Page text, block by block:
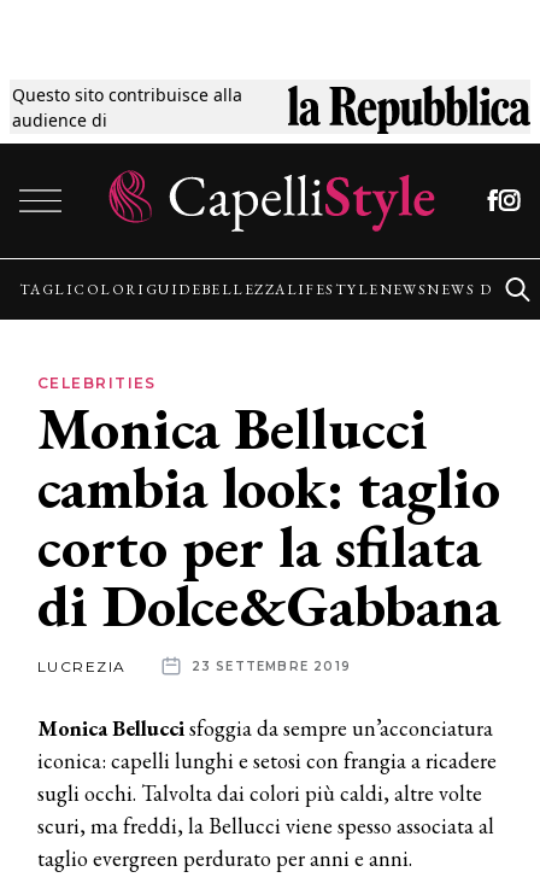
Questo sito contribuisce alla
audience di
Tagli
Colori
Guide
Lifestyle
News
News
TAGLICOLORI GUIDEBELLEZZALIFESTYLENEWSNEWS
CELEBRITIES
Monica Bellucci
cambia look: taglio
corto per la sfilata
di Dolce&Gabbana
LUCREZIA 23 SETTEMBRE 2019
Monica Belluccisfoggia da sempre un’acconciatura
iconica: capelli lunghi e setosi con frangia a ricadere
sugli occhi. Talvolta dai colori più caldi, altre volte
scuri, ma freddi, la Bellucci viene spesso associata al
taglio evergreen perdurato per anni e anni.